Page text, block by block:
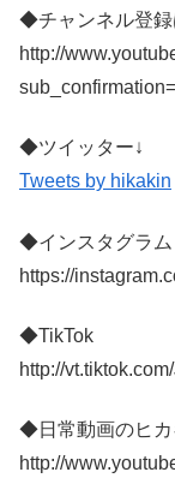
◆チャンネル登録
http://
◆ツイッター↓
Tweets by hikakin
◆インスタグラム
https://
◆TikTok
http://
◆日常動画のヒカ
http://